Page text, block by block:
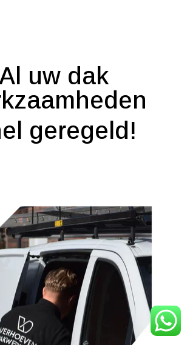
Al uw dak
geregeld!